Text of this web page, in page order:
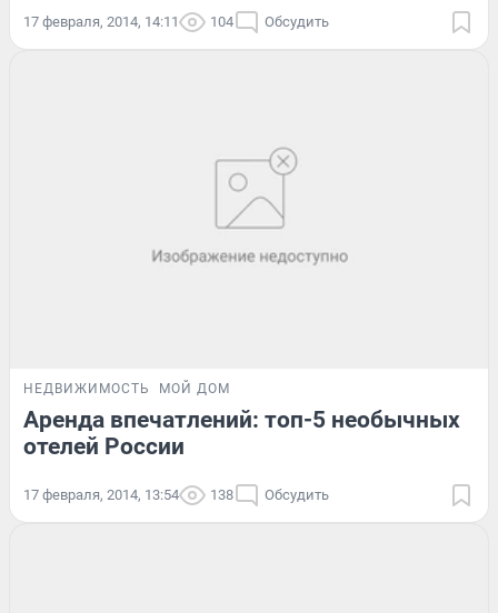
17 февраля, 2014, 14:11 104 Обсудить
НЕДВИЖИМОСТЬ МОЙ ДОМ
Аренда впечатлений: топ-5 необычных
отелей России
17 февраля, 2014, 13:54 138 Обсудить